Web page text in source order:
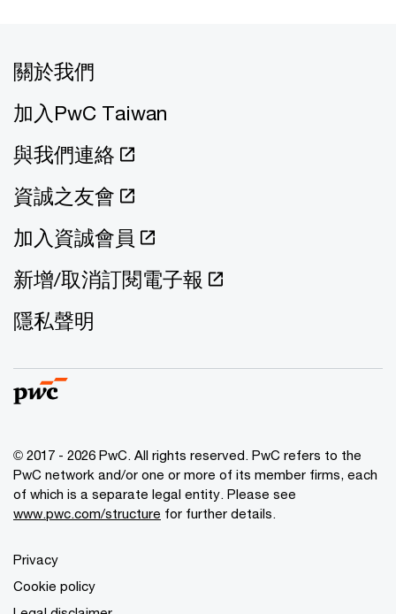
關於我們
加入PwC Taiwan
與我們連絡
資誠之友會
加入資誠會員
新增/取消訂閱電子報
隱私聲明
© 2017 - 2026 PwC. All rights reserved. PwC refers to the
PwC network and/or one or more of its member firms, each
of which is a separate legal entity. Please see
www.pwc.com/structure for further details.
Privacy
Cookie policy